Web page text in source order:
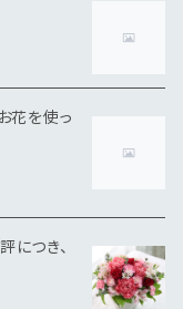
花を使っ
につき、